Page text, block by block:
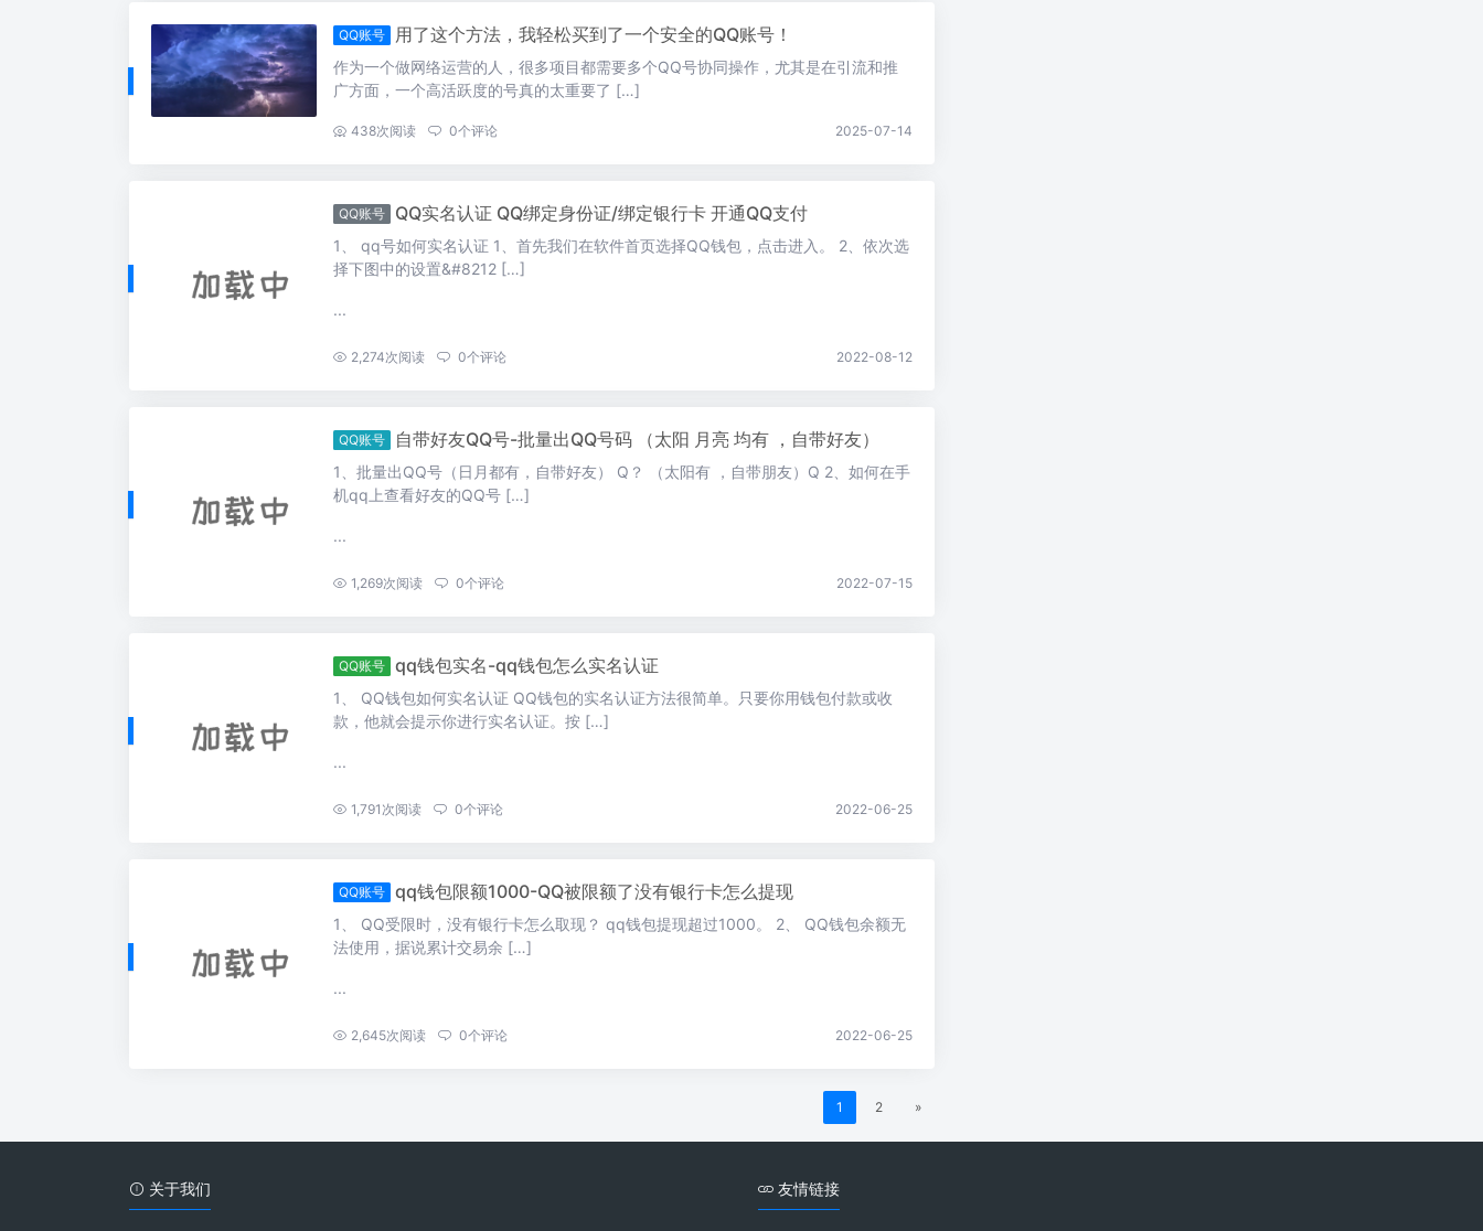
QQ账号 用了这个方法，我轻松买到了一个安全的QQ账号！
作为一个做网络运营的人，很多项目都需要多个QQ号协同操作，尤其是在引流和推
广方面，一个高活跃度的号真的太重要了 […]
... 438次阅读 0个评论 2025-07-14
QQ账号 QQ实名认证 QQ绑定身份证/绑定银行卡 开通QQ支付
1、 qq号如何实名认证 1、首先我们在软件首页选择QQ钱包，点击进入。 2、依次选
择下图中的设置&#8212 […]
...
2,274次阅读 0个评论 2022-08-12
QQ账号 自带好友QQ号-批量出QQ号码 （太阳 月亮 均有 ，自带好友）
1、批量出QQ号（日月都有，自带好友） Q？ （太阳有 ，自带朋友）Q 2、如何在手
机qq上查看好友的QQ号 […]
...
1,269次阅读 0个评论 2022-07-15
QQ账号 qq钱包实名-qq钱包怎么实名认证
1、 QQ钱包如何实名认证 QQ钱包的实名认证方法很简单。只要你用钱包付款或收
款，他就会提示你进行实名认证。按 […]
...
法使用，据说累计交易余 […]
...
2,645次阅读 0个评论 2022-06-25